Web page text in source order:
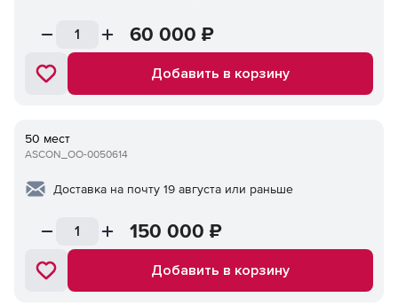
60 000 ₽
Добавить в корзину
50 мест
ASCON_ОО-0050614
Доставка на почту 19 августа или раньше
150 000 ₽
Добавить в корзину